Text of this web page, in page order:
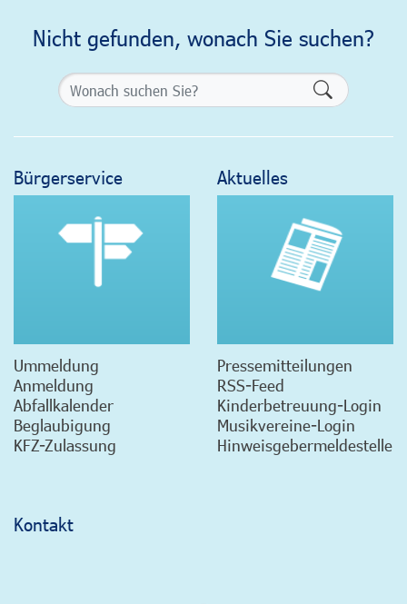
Nicht gefunden, wonach Sie suchen?
Bürgerservice
Ummeldung
Anmeldung
Abfallkalender
Beglaubigung
KFZ-Zulassung
Aktuelles
Pressemitteilungen
RSS-Feed
Kinderbetreuung-Login
Musikvereine-Login
Hinweisgebermeldestelle
Kontakt